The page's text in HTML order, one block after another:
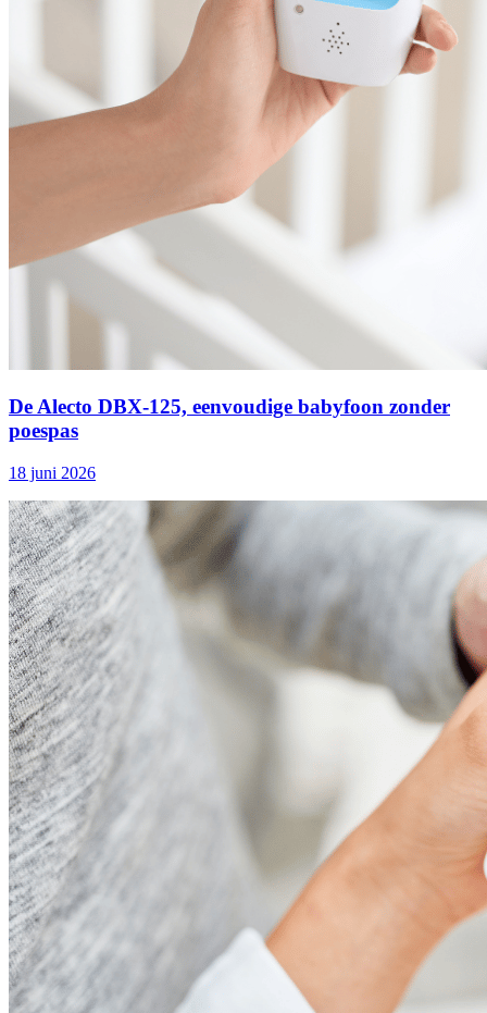
De Alecto DBX‑125, eenvoudige babyfoon zonder
poespas
18 juni 2026